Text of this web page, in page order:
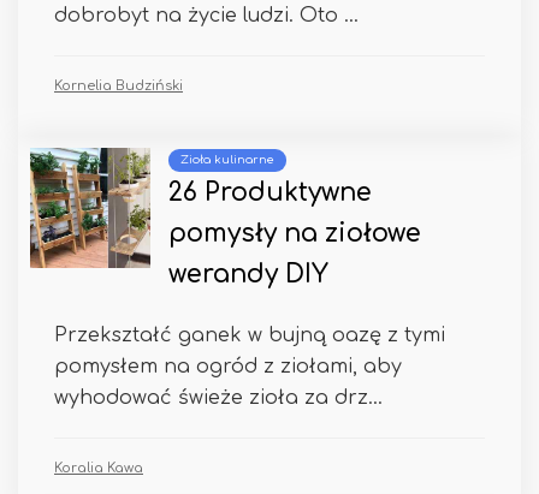
dobrobyt na życie ludzi. Oto ...
Kornelia Budziński
Zioła kulinarne
26 Produktywne
pomysły na ziołowe
werandy DIY
Przekształć ganek w bujną oazę z tymi
pomysłem na ogród z ziołami, aby
wyhodować świeże zioła za drz...
Koralia Kawa